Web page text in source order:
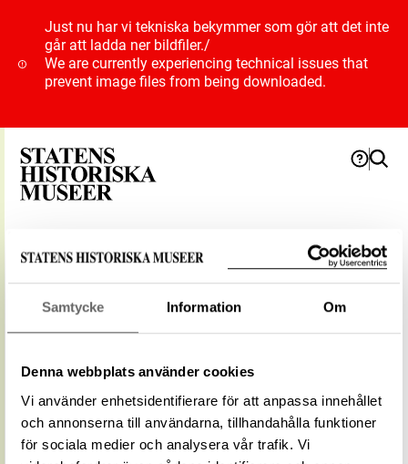
Samtycke Information Om
Denna webbplats använder cookies
Vi använder enhetsidentifierare för att anpassa innehållet
och annonserna till användarna, tillhandahålla funktioner
för sociala medier och analysera vår trafik. Vi
Just nu har vi tekniska bekymmer som gör att det inte
går att ladda ner bildfiler./
We are currently experiencing technical issues that
prevent image files from being downloaded.
Geografi
Kengis
Typ
Plats
Vidare
Pajala socken
Relaterade
föremål
Visa 259 relaterade föremål